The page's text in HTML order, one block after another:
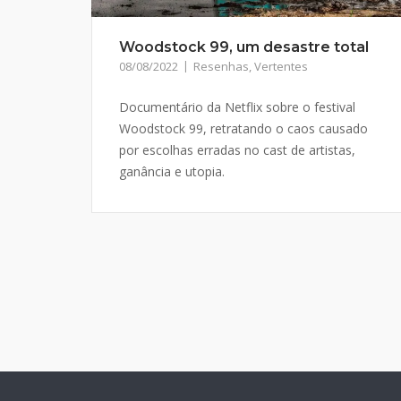
Woodstock 99, um desastre total
08/08/2022 Resenhas,Vertentes
Documentário da Netflix sobre o festival
Woodstock 99, retratando o caos causado
por escolhas erradas no cast de artistas,
ganância e utopia.